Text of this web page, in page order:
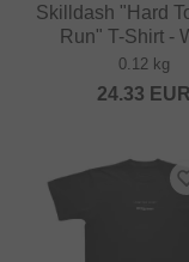
Skilldash "Hard
Run" T-Shirt -
0.12 kg
24.33 EUR